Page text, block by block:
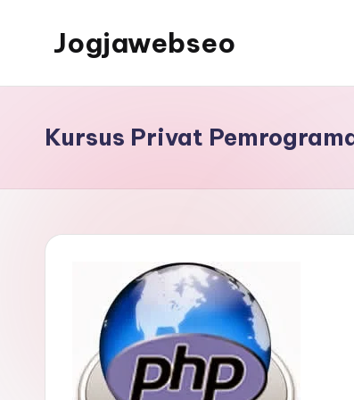
Jogjawebseo
Kursus Privat